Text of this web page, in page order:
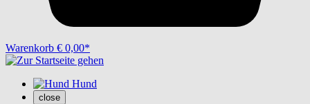
Warenkorb € 0,00*
Hund
close